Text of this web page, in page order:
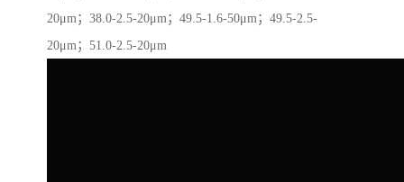
20μm；38.0-2.5-20μm；49.5-1.6-50μm；49.5-2.5-
20μm；51.0-2.5-20μm